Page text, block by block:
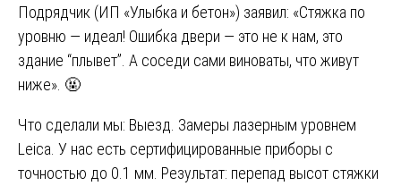
Подрядчик (ИП «Улыбка и бетон») заявил: «Стяжка по
уровню — идеал! Ошибка двери — это не к нам, это
здание “плывет”. А соседи сами виноваты, что живут
ниже». 🤬
Что сделали мы: Выезд. Замеры лазерным уровнем
Leica. У нас есть сертифицированные приборы с
точностью до 0.1 мм. Результат: перепад высот стяжки